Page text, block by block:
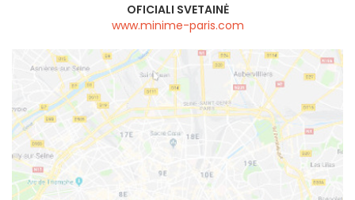
OFICIALI SVETAINĖ
www.minime-paris.com